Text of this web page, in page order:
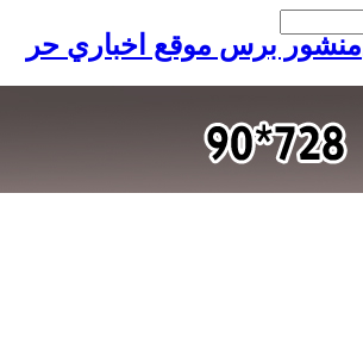
منشور برس موقع اخباري حر